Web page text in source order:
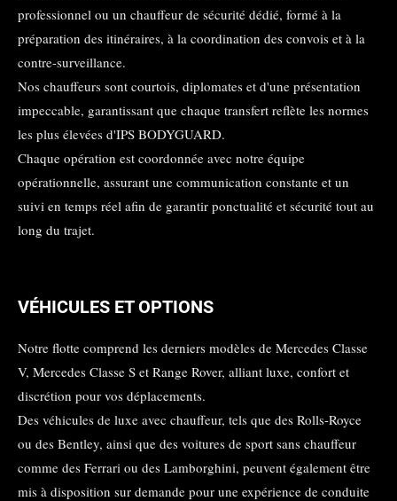
professionnel ou un chauffeur de sécurité dédié, formé à la
préparation des itinéraires, à la coordination des convois et à la
contre-surveillance.
Nos chauffeurs sont courtois, diplomates et d'une présentation
impeccable, garantissant que chaque transfert reflète les normes
les plus élevées d'IPS BODYGUARD.
Chaque opération est coordonnée avec notre équipe
opérationnelle, assurant une communication constante et un
suivi en temps réel afin de garantir ponctualité et sécurité tout au
long du trajet.
VÉHICULES ET OPTIONS
Notre flotte comprend les derniers modèles de Mercedes Classe
V, Mercedes Classe S et Range Rover, alliant luxe, confort et
discrétion pour vos déplacements.
Des véhicules de luxe avec chauffeur, tels que des Rolls-Royce
ou des Bentley, ainsi que des voitures de sport sans chauffeur
comme des Ferrari ou des Lamborghini, peuvent également être
mis à disposition sur demande pour une expérience de conduite